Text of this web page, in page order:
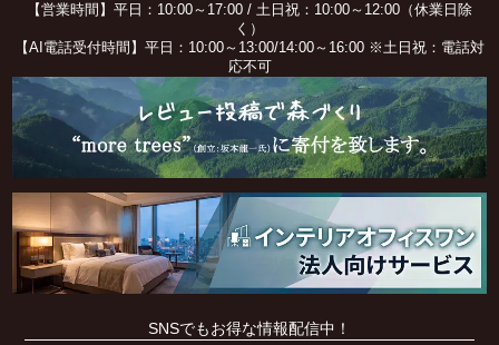
【営業時間】平日：10:00～17:00 / 土日祝：10:00～12:00（休業日除
く）
【AI電話受付時間】平日：10:00～13:00/14:00～16:00 ※土日祝：電話対
応不可
SNSでもお得な情報配信中！